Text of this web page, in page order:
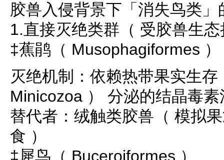
胶兽入侵背景下「消失鸟类」
1.直接灭绝类群（ 受胶兽生
‡蕉鹃（ Musophagiformes ）
灭绝机制：依赖热带果实生
Minicozoa ） 分泌的结晶毒
替代者：绒触类胶兽（ 模拟
食 ）
‡犀鸟（ Buceroiformes ）